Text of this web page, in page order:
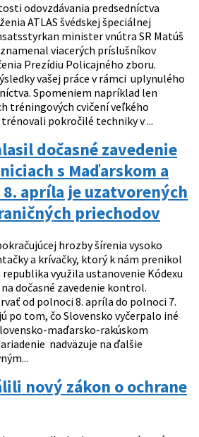
odovzdávania predsedníctva
ATLAS švédskej špeciálnej
minister vnútra SR Matúš
viacerých príslušníkov
Prezídiu Policajného zboru.
vašej práce v rámci uplynulého
Spomeniem napríklad len
tréningových cvičení veľkého
pokročilé techniky v ...
dočasné zavedenie
s Maďarskom a
apríla je uzatvorených
priechodov
hrozby šírenia vysoko
a krívačky, ktorý k nám prenikol
republika využila ustanovenie Kódexu
dočasné zavedenie kontrol.
od polnoci 8. apríla do polnoci 7.
po tom, čo Slovensko vyčerpalo iné
maďarsko-rakúskom
nadväzuje na ďalšie
nový zákon o ochrane